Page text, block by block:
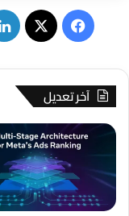
فيسبوك
‫X
آخر تعديل